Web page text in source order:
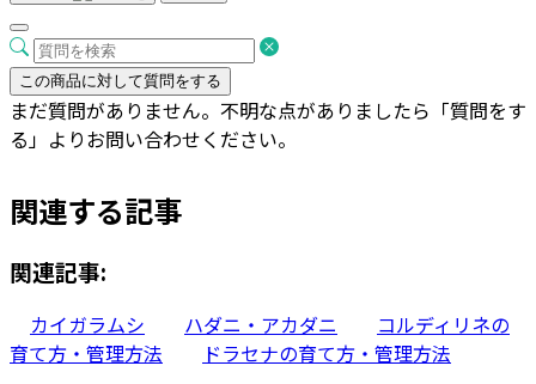
この商品に対して質問をする
まだ質問がありません。不明な点がありましたら「質問をす
る」よりお問い合わせください。
関連する記事
関連記事:
カイガラムシ ハダニ・アカダニ
コルディリネの
育て方・管理方法
ドラセナの育て方・管理方法